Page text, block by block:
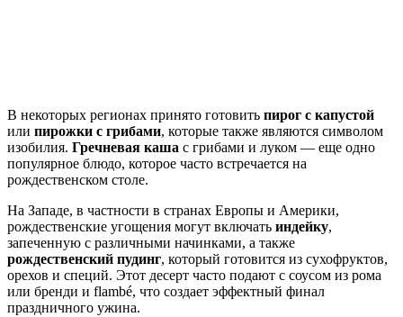
В некоторых регионах принято готовить пирог с капустой
или пирожки с грибами, которые также являются символом
изобилия. Гречневая каша с грибами и луком — еще одно
популярное блюдо, которое часто встречается на
рождественском столе.
На Западе, в частности в странах Европы и Америки,
рождественские угощения могут включать индейку,
запеченную с различными начинками, а также
рождественский пудинг, который готовится из сухофруктов,
орехов и специй. Этот десерт часто подают с соусом из рома
или бренди и flambé, что создает эффектный финал
праздничного ужина.